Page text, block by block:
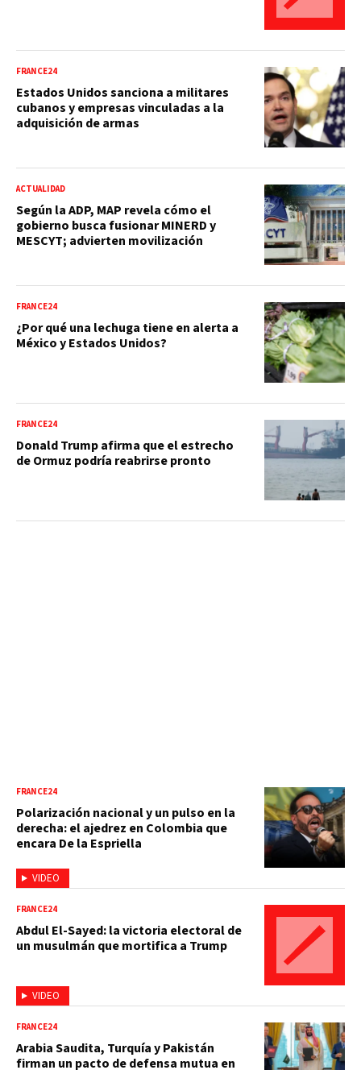
FRANCE24
Estados Unidos sanciona a militares
cubanos y empresas vinculadas a la
adquisición de armas
ACTUALIDAD
Según la ADP, MAP revela cómo el
gobierno busca fusionar MINERD y
MESCYT; advierten movilización
FRANCE24
¿Por qué una lechuga tiene en alerta a
México y Estados Unidos?
FRANCE24
Donald Trump afirma que el estrecho
de Ormuz podría reabrirse pronto
VIDEO
FRANCE24
Polarización nacional y un pulso en la
derecha: el ajedrez en Colombia que
encara De la Espriella
VIDEO
FRANCE24
Abdul El-Sayed: la victoria electoral de
un musulmán que mortifica a Trump
FRANCE24
Arabia Saudita, Turquía y Pakistán
firman un pacto de defensa mutua en